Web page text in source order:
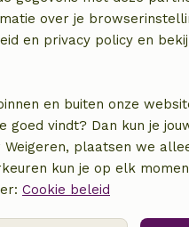
Op 5 km afstand van
7 personen3
over je
en privacy policy en
en buiten onze
vindt? Dan kun je
plaatsen we
kun je op elk
Cookie beleid